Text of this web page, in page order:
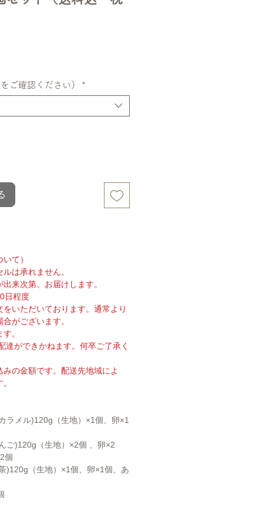
ご確認ください） *
て）
は承れません。
来次第、お届けします。
日程度
いただいております。通常より
がございます。
。
達ができかねます。何卒ご了承く
の金額です。配送先地域によ
ラメル)120g（生地）×1個、卵×1
ご)120g（生地）×2個 、卵×2
個
)120g（生地）×1個、卵×1個、あ